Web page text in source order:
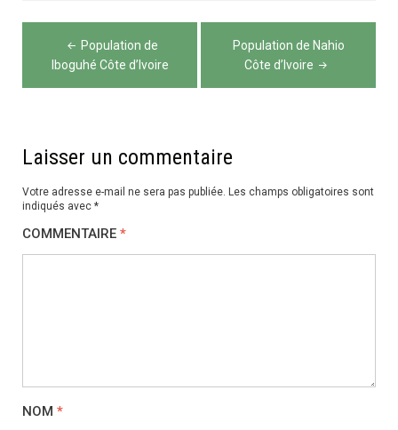
Navigation
de
Population de
Iboguhé Côte d’Ivoire
Population de Nahio
Côte d’Ivoire
Laisser un commentaire
Votre adresse e-mail ne sera pas publiée. Les champs obligatoires sont
indiqués avec *
COMMENTAIRE *
NOM *